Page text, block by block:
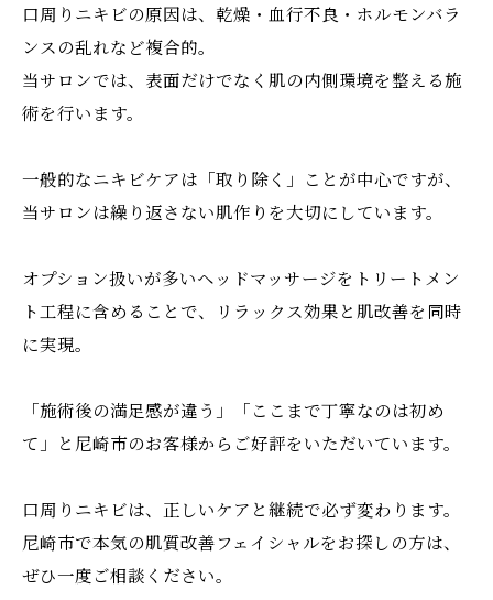
口周りニキビの原因は、乾燥・血行不良・ホルモンバラ
ンスの乱れなど複合的。
当サロンでは、表面だけでなく肌の内側環境を整える施
術を行います。
一般的なニキビケアは「取り除く」ことが中心ですが、
当サロンは繰り返さない肌作りを大切にしています。
オプション扱いが多いヘッドマッサージをトリートメン
ト工程に含めることで、リラックス効果と肌改善を同時
に実現。
「施術後の満足感が違う」「ここまで丁寧なのは初め
て」と尼崎市のお客様からご好評をいただいています。
口周りニキビは、正しいケアと継続で必ず変わります。
尼崎市で本気の肌質改善フェイシャルをお探しの方は、
ぜひ一度ご相談ください。